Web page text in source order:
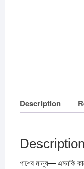
Description
Description
পাশের মানুষ— এমনকি